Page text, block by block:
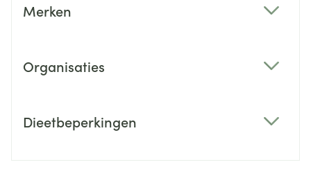
Merken
Organisaties
Dieetbeperkingen